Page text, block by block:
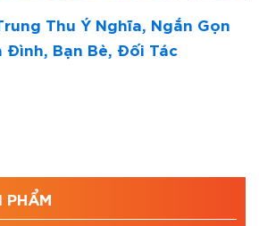
Thu Ý Nghĩa, Ngắn Gọn
Đình, Bạn Bè, Đối Tác
PHẨM